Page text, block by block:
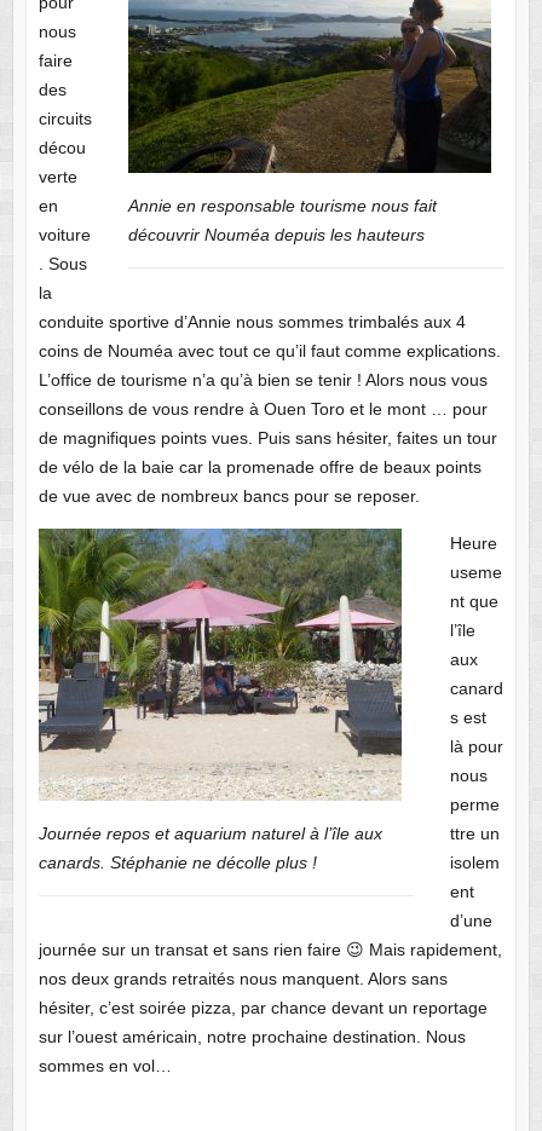
Annie en responsable tourisme nous fait
découvrir Nouméa depuis les hauteurs
nous
faire
des
circuits
décou
verte
en
voiture
. Sous
la
conduite sportive d’Annie nous sommes trimbalés aux 4
coins de Nouméa avec tout ce qu’il faut comme explications.
L’office de tourisme n’a qu’à bien se tenir ! Alors nous vous
conseillons de vous rendre à Ouen Toro et le mont … pour
de magnifiques points vues. Puis sans hésiter, faites un tour
de vélo de la baie car la promenade offre de beaux points
de vue avec de nombreux bancs pour se reposer.
Journée repos et aquarium naturel à l’île aux
canards. Stéphanie ne décolle plus !
Heure
useme
nt que
l’île
aux
canard
s est
là pour
nous
perme
ttre un
isolem
ent
d’une
journée sur un transat et sans rien faire 😉 Mais rapidement,
nos deux grands retraités nous manquent. Alors sans
hésiter, c’est soirée pizza, par chance devant un reportage
sur l’ouest américain, notre prochaine destination. Nous
sommes en vol…